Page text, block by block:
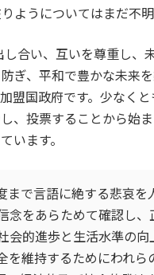
ようについてはまだ不明
合い、互いを尊重し
ぎ、平和で豊かな未来
盟国政府です。少なく
、投票することから始
います。
まで言語に絶する悲哀
をあらためて確認し
的進歩と生活水準の
維持するためにわれ